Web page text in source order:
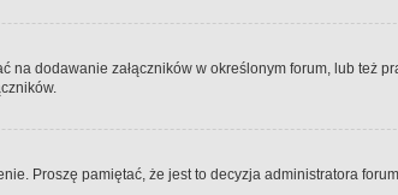
dodawanie załączników w określonym forum, lub też
Proszę pamiętać, że jest to decyzja administratora